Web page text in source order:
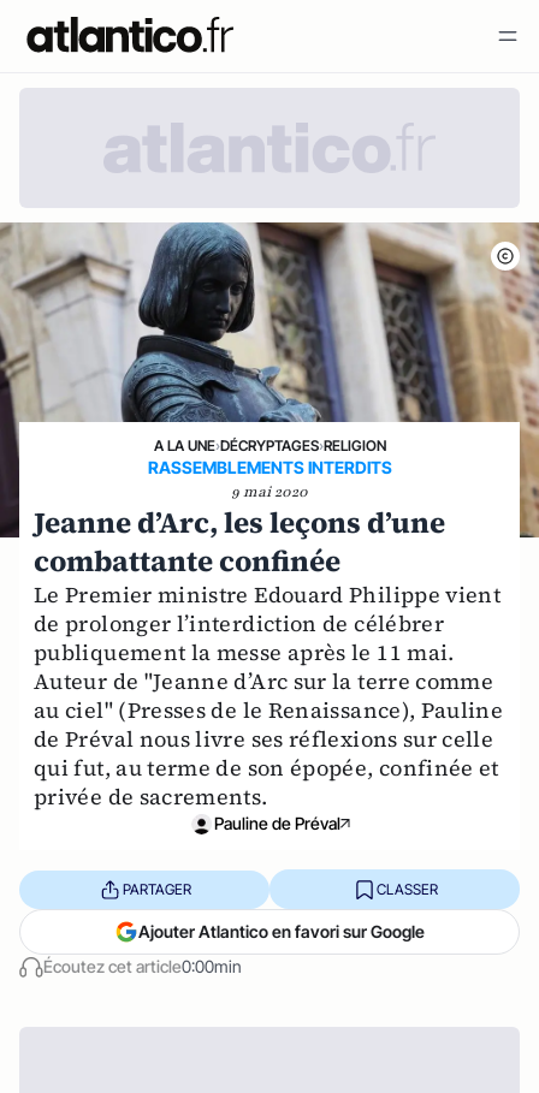
A LA UNE›DÉCRYPTAGES›RELIGION
RASSEMBLEMENTS INTERDITS
9 mai 2020
Jeanne d’Arc, les leçons d’une
combattante confinée
Le Premier ministre Edouard Philippe vient
de prolonger l’interdiction de célébrer
publiquement la messe après le 11 mai.
Auteur de "Jeanne d’Arc sur la terre comme
au ciel" (Presses de le Renaissance), Pauline
de Préval nous livre ses réflexions sur celle
qui fut, au terme de son épopée, confinée et
privée de sacrements.
Pauline de Préval
Écoutez cet article0:00min
PARTAGER CLASSER
Ajouter Atlantico en favori sur Google